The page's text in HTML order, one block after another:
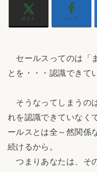
ポスト シェア
セールスってのは「
とを・・・認識できて
そうなってしまうの
れを認識できていなく
ールスとは全～然関係
続けるから。
つまりあなたは、そ